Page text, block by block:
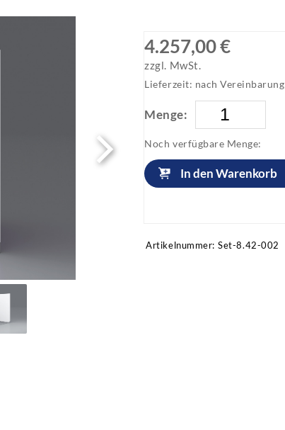
4.257,00 €
zzgl. MwSt.
Lieferzeit: nach Vereinbarung
Menge:
Noch verfügbare Menge:
In den Warenkorb
Artikelnummer: Set-8.42-002